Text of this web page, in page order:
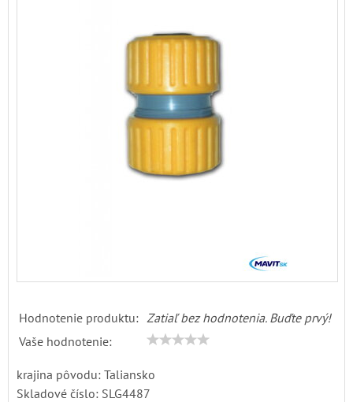
Hodnotenie produktu: Zatiaľ bez hodnotenia. Buďte prvý!
Vaše hodnotenie:
krajina pôvodu: Taliansko
Skladové číslo: SLG4487